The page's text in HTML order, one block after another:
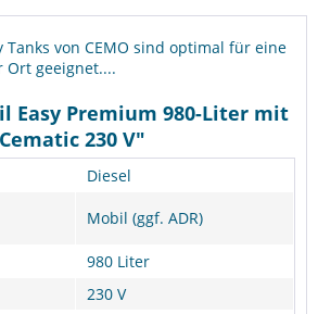
Tanks von CEMO sind optimal für eine
Ort geeignet....
Easy Premium 980-Liter mit
230 V"
Diesel
Mobil (ggf. ADR)
980 Liter
230 V